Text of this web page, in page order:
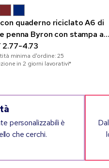
quaderno riciclato A6 di
penna Byron con stampa a
2.77-4.73
minima d'ordine:25
in 2 giorni lavorativi*
personalizzabili è
che cerchi.